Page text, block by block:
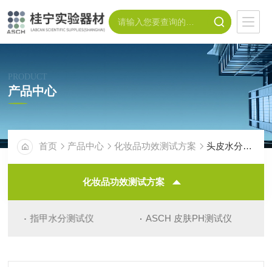
PRODUCT
产品中心
首页 产品中心 化妆品功效测试方案 头皮水分测试仪
化妆品功效测试方案
指甲水分测试仪 ASCH 皮肤PH测试仪